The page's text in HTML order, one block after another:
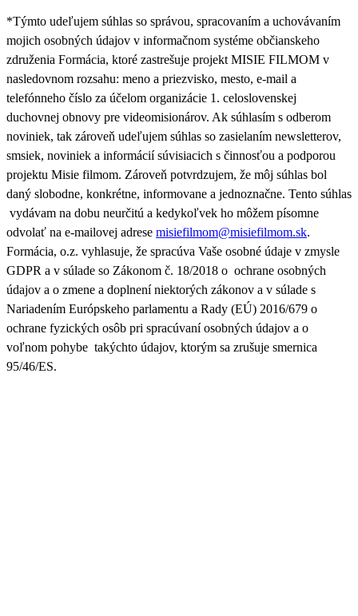
*Týmto udeľujem súhlas so správou, spracovaním a uchovávaním
mojich osobných údajov v informačnom systéme občianskeho
združenia Formácia, ktoré zastrešuje projekt MISIE FILMOM v
nasledovnom rozsahu: meno a priezvisko, mesto, e-mail a
telefónneho číslo za účelom organizácie 1. celoslovenskej
duchovnej obnovy pre videomisionárov. Ak súhlasím s odberom
noviniek, tak zároveň udeľujem súhlas so zasielaním newsletterov,
smsiek, noviniek a informácií súvisiacich s činnosťou a podporou
projektu Misie filmom. Zároveň potvrdzujem, že môj súhlas bol
daný slobodne, konkrétne, informovane a jednoznačne. Tento súhlas
vydávam na dobu neurčitú a kedykoľvek ho môžem písomne
odvolať na e-mailovej adrese misiefilmom@misiefilmom.sk.
Formácia, o.z. vyhlasuje, že spracúva Vaše osobné údaje v zmysle
GDPR a v súlade so Zákonom č. 18/2018 o ochrane osobných
údajov a o zmene a doplnení niektorých zákonov a v súlade s
Nariadením Európskeho parlamentu a Rady (EÚ) 2016/679 o
ochrane fyzických osôb pri spracúvaní osobných údajov a o
voľnom pohybe takýchto údajov, ktorým sa zrušuje smernica
95/46/ES.